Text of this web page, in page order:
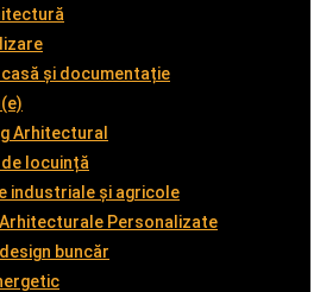
casă și documentație
Arhitectural
locuință
industriale și agricole
Personalizate
buncăr